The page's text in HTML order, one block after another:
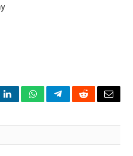
LinkedInWhatsAppTelegramRedditEmail